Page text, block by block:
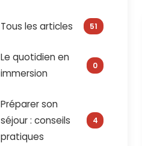
Tous les articles 51
Le quotidien en
immersion
0
Préparer son
séjour : conseils
pratiques
4